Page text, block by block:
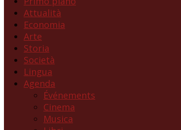
Attualità
Economia
Arte
Storia
Società
Lingua
Agenda
Événements
Cinema
Musica